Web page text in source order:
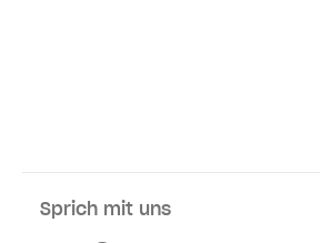
Sprich mit uns